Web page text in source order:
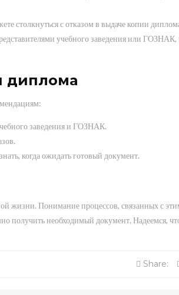
столкнуться с отказом в выдаче копии
учебного заведения или ГОЗНАК,
диплома
заведения и ГОЗНАК.
когда ожидать готовый документ.
жизни. Понимание процессов, связанных с
необходимый документ. Надеемся,
Share: